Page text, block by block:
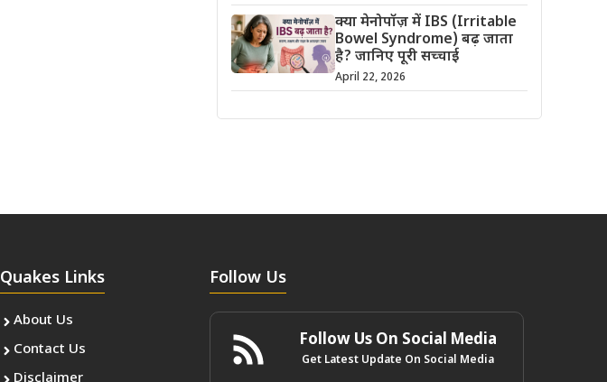
क्या मेनोपॉज़ में IBS (Irritable
Bowel Syndrome) बढ़ जाता
है? जानिए पूरी सच्चाई
April 22, 2026
Quakes Links
About Us
Contact Us
Follow Us
Follow Us On Social Media
Get Latest Update On Social Media